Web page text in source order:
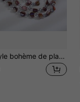
Collier de style bohème de plage, collier long de perles de coquillages colorés pour femmes